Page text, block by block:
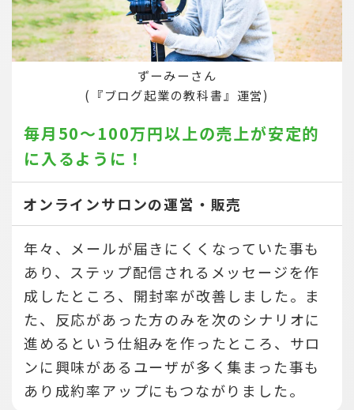
ずーみーさん
(『ブログ起業の教科書』運営)
毎月50～100万円以上の売上が安定的
に入るように！
オンラインサロンの運営・販売
年々、メールが届きにくくなっていた事も
あり、ステップ配信されるメッセージを作
成したところ、開封率が改善しました。ま
た、反応があった方のみを次のシナリオに
進めるという仕組みを作ったところ、サロ
ンに興味があるユーザが多く集まった事も
あり成約率アップにもつながりました。